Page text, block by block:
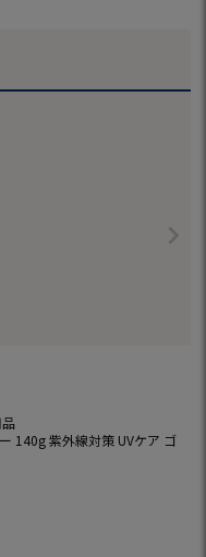
140g 紫外線対策 UVケア ゴ